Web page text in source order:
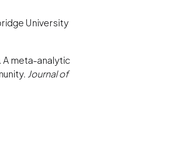
University
A meta-analytic
Journal of